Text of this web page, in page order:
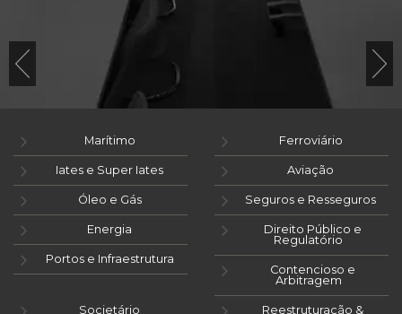
Marítimo
Iates e Super Iates
Óleo e Gás
Energia
Portos e Infraestrutura
Ferroviário
Aviação
Seguros e Resseguros
Direito Público e
Regulatório
Contencioso e
Arbitragem
Societário
Reestruturação &